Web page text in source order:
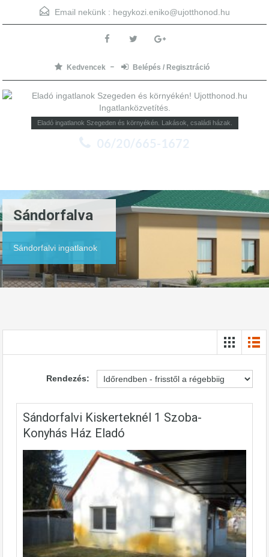
Email nekünk : hegykozi.eniko@ujotthonod.hu
Kedvencek Belépés / Regisztráció
Eladó ingatlanok Szegeden és környékén. Lakások, családi házak.
06/20/665-1672
Sándorfalva
Sándorfalvi ingatlanok
Rendezés:
Sándorfalvi Kiskerteknél 1 Szoba-
Konyhás Ház Eladó